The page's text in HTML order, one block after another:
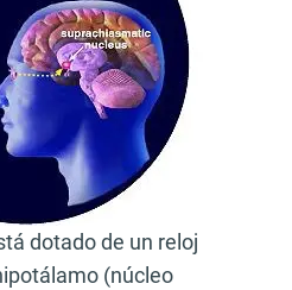
dotado de un reloj
(núcleo